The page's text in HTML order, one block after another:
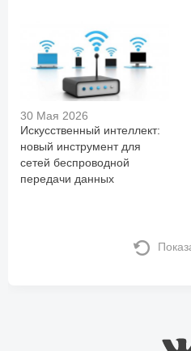
30 Мая 2026
Искусственный интеллект:
новый инструмент для
сетей беспроводной
передачи данных